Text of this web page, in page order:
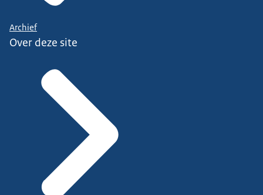
Archief
Over deze site